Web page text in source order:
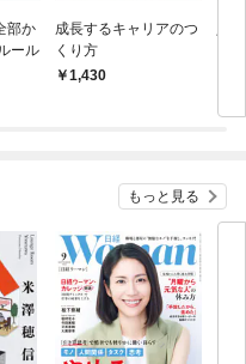
部か
ール
成長するキャリアのつ
くり方
1,430
もっと見る